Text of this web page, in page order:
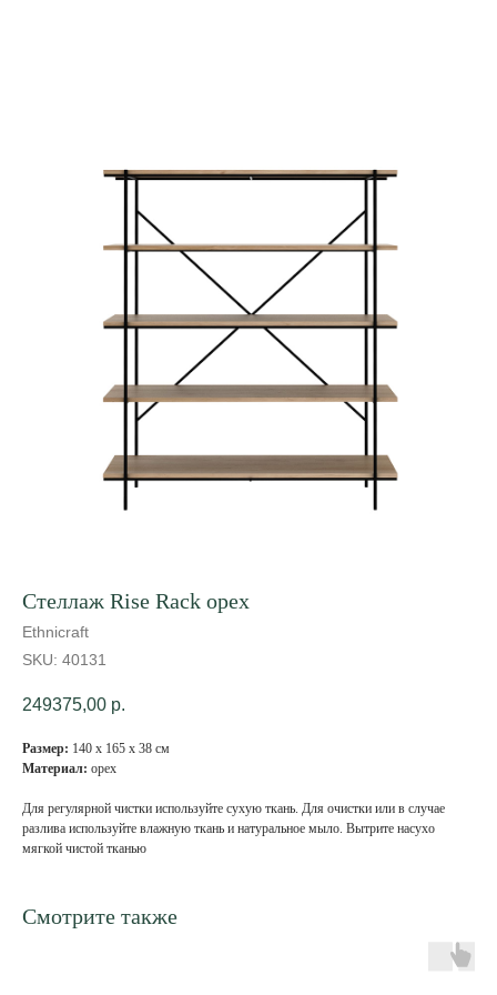
Стеллаж Rise Rack орех
Ethnicraft
SKU: 40131
249375,00 р.
Размер: 140 х 165 х 38 см
Материал: орех
Для регулярной чистки используйте сухую ткань. Для очистки или в случае
разлива используйте влажную ткань и натуральное мыло. Вытрите насухо
мягкой чистой тканью
Смотрите также